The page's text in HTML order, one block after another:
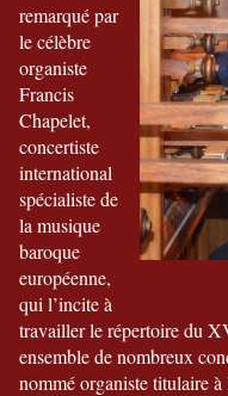
remarqué par
le célèbre
organiste
Francis
Chapelet,
concertiste
international
spécialiste de
la musique
baroque
européenne,
qui l’incite à
travailler le répertoire du
ensemble de nombreux
nommé organiste titulaire